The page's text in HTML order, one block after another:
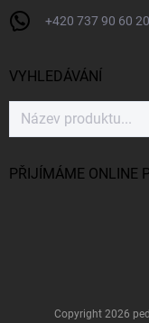
+420 737 90 60 20
VYHLEDÁVÁNÍ
PŘIJÍMÁME ONLINE
Copyright 2026